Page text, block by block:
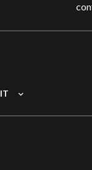
IT